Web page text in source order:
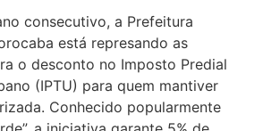
consecutivo, a Prefeitura
está represando as
o desconto no Imposto Predial
(IPTU) para quem mantiver
Conhecido popularmente